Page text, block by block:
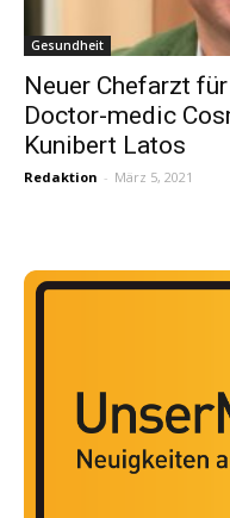
Gesundheit
Neuer Chefarzt
Doctor-medic
Kunibert Latos
Redaktion - März 5, 2021